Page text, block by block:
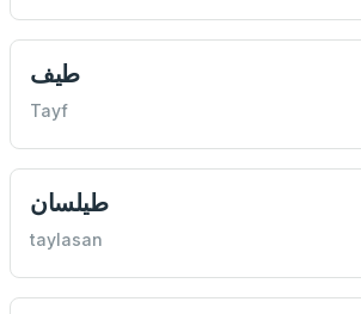
طيف
Tayf
طيلسان
taylasan